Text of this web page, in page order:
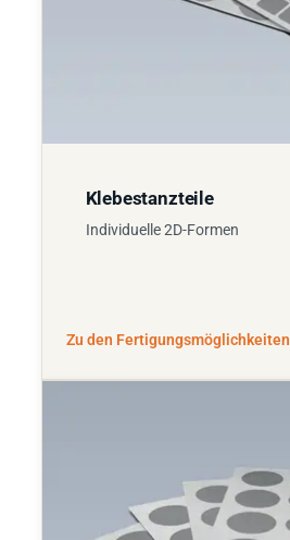
Klebestanzteile
Individuelle 2D-Formen
Zu den Fertigungsmöglichkeiten